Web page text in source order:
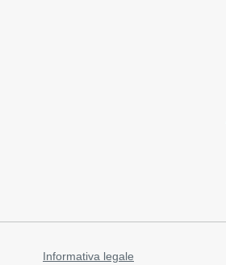
Informativa legale